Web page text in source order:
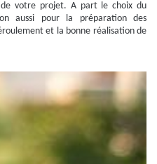
de votre projet. A part le choix du
aussi pour la préparation des
et la bonne réalisation de